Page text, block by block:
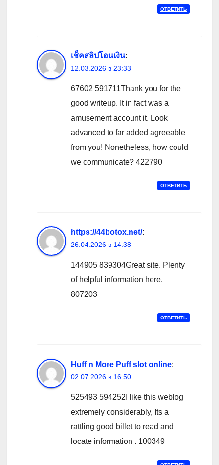
ОТВЕТИТЬ
เช็คสลิปโอนเงิน:
12.03.2026 в 23:33
67602 591711Thank you for the
good writeup. It in fact was a
amusement account it. Look
advanced to far added agreeable
from you! Nonetheless, how could
we communicate? 422790
ОТВЕТИТЬ
https://44botox.net/:
26.04.2026 в 14:38
144905 839304Great site. Plenty
of helpful information here.
807203
ОТВЕТИТЬ
Huff n More Puff slot online:
02.07.2026 в 16:50
525493 594252I like this weblog
extremely considerably, Its a
rattling good billet to read and
locate information . 100349